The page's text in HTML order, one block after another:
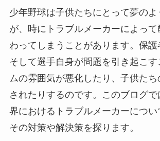
少年野球は子供たちにとって夢の
が、時にトラブルメーカーによっ
わってしまうことがあります。保護
そして選手自身が問題を引き起こ
ムの雰囲気が悪化したり、子供た
されたりするのです。このブログ
界におけるトラブルメーカーについ
その対策や解決策を探ります。